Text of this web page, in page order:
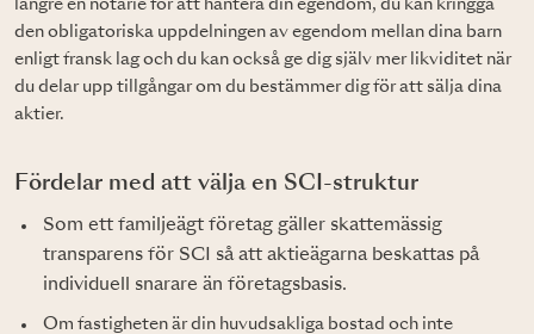
längre en notarie för att hantera din egendom, du kan kringgå
den obligatoriska uppdelningen av egendom mellan dina barn
enligt fransk lag och du kan också ge dig själv mer likviditet när
du delar upp tillgångar om du bestämmer dig för att sälja dina
aktier.
Fördelar med att välja en SCI-struktur
Som ett familjeägt företag gäller skattemässig
transparens för SCI så att aktieägarna beskattas på
individuell snarare än företagsbasis.
Om fastigheten är din huvudsakliga bostad och inte